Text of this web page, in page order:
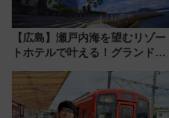
【広島】瀬戸内海を望むリゾー
トホテルで叶える！グランドプ
ディング＆カジュアルパーティ
ープラン